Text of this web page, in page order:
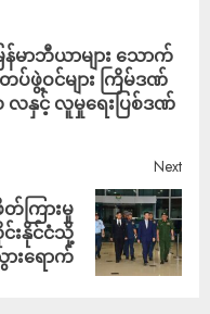
မာဘီယာများ သောက်
ဖွဲ့ဝင်များ ကြိမ်ဒဏ်
လနှင့် လူမှုရေးပြစ်ဒဏ်
Next
ကြားမှု
းနိုင်ငံသို့
းရောက်